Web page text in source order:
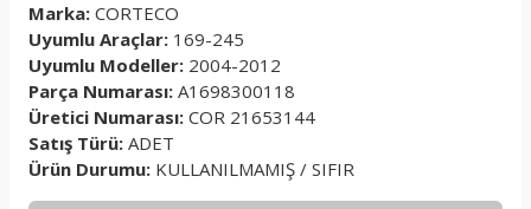
Marka: CORTECO
Uyumlu Araçlar: 169-245
Uyumlu Modeller: 2004-2012
Parça Numarası: A1698300118
Üretici Numarası: COR 21653144
Satış Türü: ADET
Ürün Durumu: KULLANILMAMIŞ / SIFIR